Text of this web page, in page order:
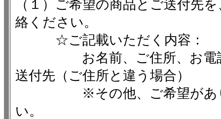
（１）ご希望の商品とご送付先
絡ください。
☆ご記載いただく内容：
お名前、ご住所、お電話番
送付先（ご住所と違う場合）
※その他、ご希望がありま
い。